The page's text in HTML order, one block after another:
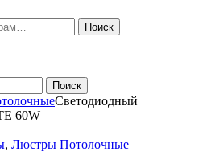
Поиск
Поиск
Светодиодный
60W
, Люстры Потолочные